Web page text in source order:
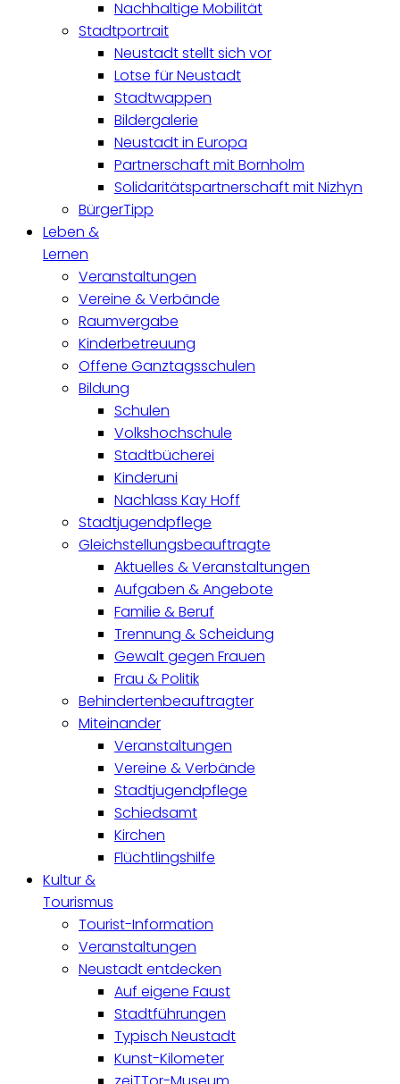
Nachhaltige Mobilität
Stadtportrait
Neustadt stellt sich vor
Lotse für Neustadt
Stadtwappen
Bildergalerie
Neustadt in Europa
Partnerschaft mit Bornholm
Solidaritätspartnerschaft mit Nizhyn
BürgerTipp
Leben &
Lernen
Veranstaltungen
Vereine & Verbände
Raumvergabe
Kinderbetreuung
Offene Ganztagsschulen
Bildung
Schulen
Volkshochschule
Stadtbücherei
Kinderuni
Nachlass Kay Hoff
Stadtjugendpflege
Gleichstellungsbeauftragte
Aktuelles & Veranstaltungen
Aufgaben & Angebote
Familie & Beruf
Trennung & Scheidung
Gewalt gegen Frauen
Frau & Politik
Behindertenbeauftragter
Miteinander
Veranstaltungen
Vereine & Verbände
Stadtjugendpflege
Schiedsamt
Kirchen
Flüchtlingshilfe
Kultur &
Tourismus
Tourist-Information
Veranstaltungen
Neustadt entdecken
Auf eigene Faust
Stadtführungen
Typisch Neustadt
Kunst-Kilometer